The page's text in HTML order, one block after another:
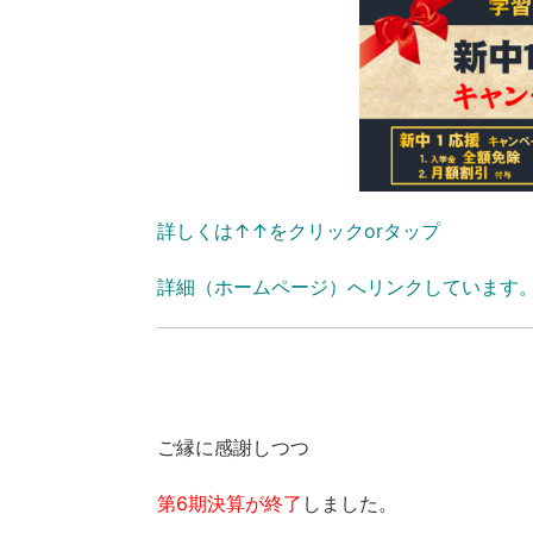
詳しくは↑↑をクリックorタップ
詳細（ホームページ）へリンクしています
ご縁に感謝しつつ
第6期決算が終了 しました。